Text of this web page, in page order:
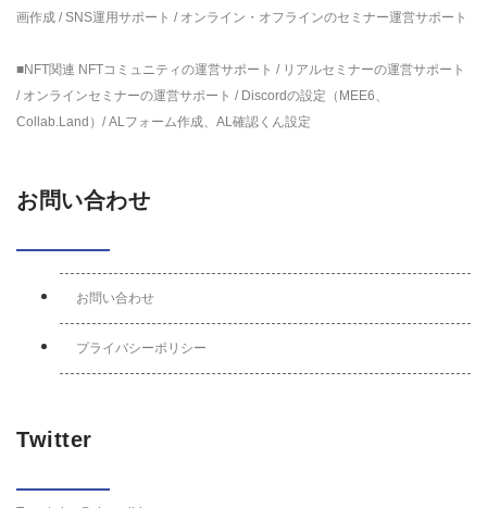
画作成 / SNS運用サポート / オンライン・オフラインのセミナー運営サポート
■NFT関連 NFTコミュニティの運営サポート / リアルセミナーの運営サポート
/ オンラインセミナーの運営サポート / Discordの設定（MEE6、
Collab.Land）/ ALフォーム作成、AL確認くん設定
お問い合わせ
お問い合わせ
プライバシーポリシー
Twitter